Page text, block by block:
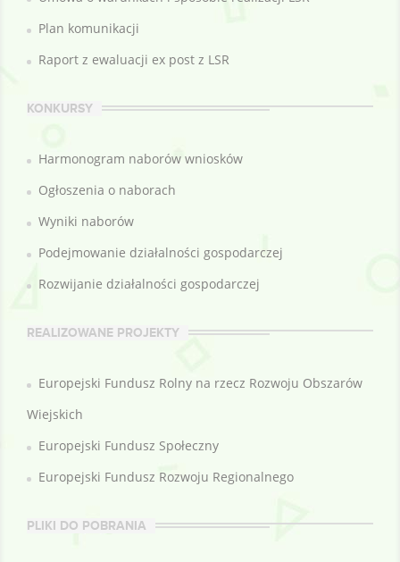
Plan komunikacji
Raport z ewaluacji ex post z LSR
KONKURSY
Harmonogram naborów wniosków
Ogłoszenia o naborach
Wyniki naborów
Podejmowanie działalności gospodarczej
Rozwijanie działalności gospodarczej
REALIZOWANE PROJEKTY
Europejski Fundusz Rolny na rzecz Rozwoju Obszarów
Wiejskich
Europejski Fundusz Społeczny
Europejski Fundusz Rozwoju Regionalnego
PLIKI DO POBRANIA